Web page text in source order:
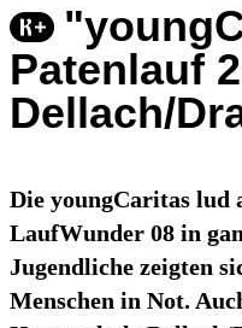
Patenlauf
Dellach/
Die youngCaritas lud
LaufWunder 08 in
Jugendliche zeigten
Menschen in Not.